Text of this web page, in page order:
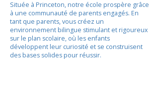
Située à Princeton, notre école prospère grâce
à une communauté de parents engagés. En
tant que parents, vous créez un
environnement bilingue stimulant et rigoureux
sur le plan scolaire, où les enfants
développent leur curiosité et se construisent
des bases solides pour réussir.